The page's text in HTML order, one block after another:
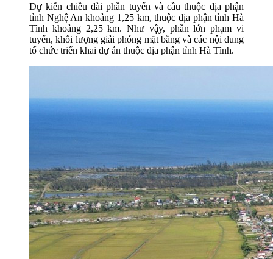
Dự kiến chiều dài phần tuyến và cầu thuộc địa phận
tỉnh Nghệ An khoảng 1,25 km, thuộc địa phận tỉnh Hà
Tĩnh khoảng 2,25 km. Như vậy, phần lớn phạm vi
tuyến, khối lượng giải phóng mặt bằng và các nội dung
tổ chức triển khai dự án thuộc địa phận tỉnh Hà Tĩnh.